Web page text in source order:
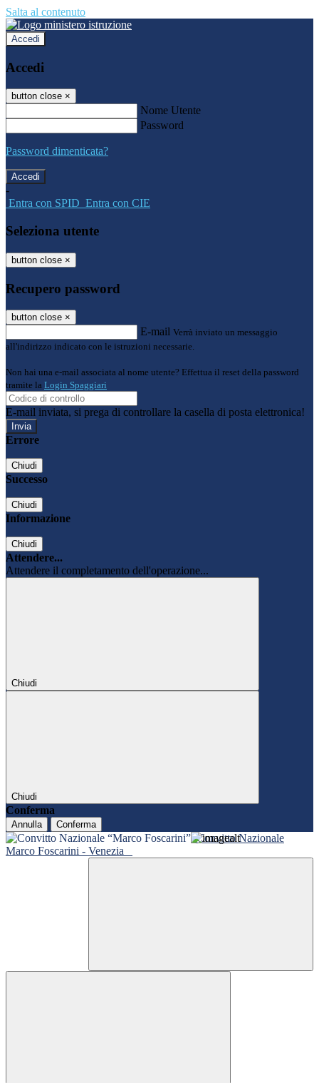
Salta al contenuto
Accedi
Accedi
button close ×
Nome Utente
Password
Password dimenticata?
-
Entra con SPID Entra con CIE
Seleziona utente
button close ×
Recupero password
button close ×
E-mail Verrà inviato un messaggio
all'indirizzo indicato con le istruzioni necessarie.
Non hai una e-mail associata al nome utente? Effettua il reset della password
tramite la Login Spaggiari
E-mail inviata, si prega di controllare la casella di posta elettronica!
Errore
Chiudi
Successo
Chiudi
Informazione
Chiudi
Attendere...
Attendere il completamento dell'operazione...
Chiudi
Chiudi
Conferma
Annulla Conferma
Convitto Nazionale
Marco Foscarini - Venezia